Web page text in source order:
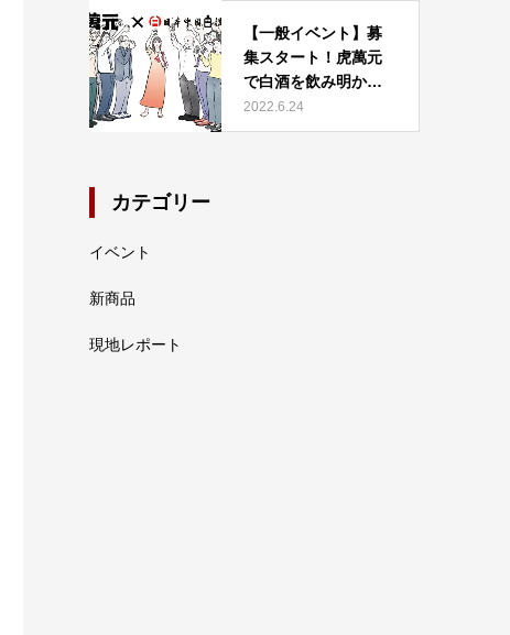
【一般イベント】募
集スタート！虎萬元
で白酒を飲み明かそ
う！！…
2022.6.24
カテゴリー
イベント
新商品
現地レポート